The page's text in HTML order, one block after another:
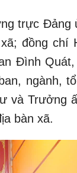
trực Đảng
đồng chí
Đình Quát,
ngành,
và Trưởng
bàn xã.